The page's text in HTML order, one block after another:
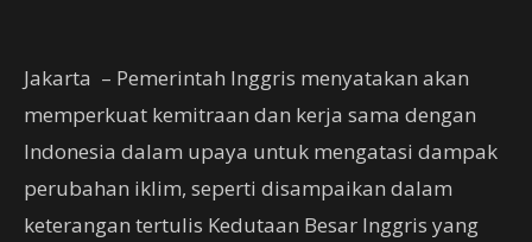
Jakarta – Pemerintah Inggris menyatakan akan
memperkuat kemitraan dan kerja sama dengan
Indonesia dalam upaya untuk mengatasi dampak
perubahan iklim, seperti disampaikan dalam
keterangan tertulis Kedutaan Besar Inggris yang